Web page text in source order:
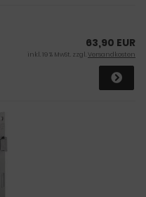
63,90 EUR
inkl. 19 % MwSt. zzgl.Versandkosten